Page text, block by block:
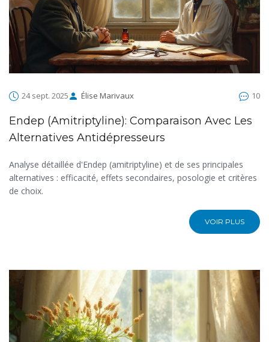
24 sept. 2025 Élise Marivaux 10
Endep (amitriptyline): Comparaison Avec Les
Alternatives Antidépresseurs
Analyse détaillée d'Endep (amitriptyline) et de ses principales
alternatives : efficacité, effets secondaires, posologie et critères
de choix.
VOIR PLUS